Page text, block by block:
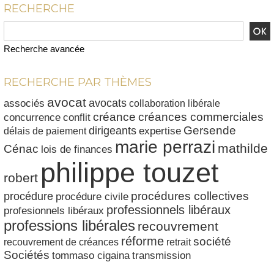
RECHERCHE
Recherche avancée
RECHERCHE PAR THÈMES
associés avocatavocats collaboration libérale
concurrence conflit créance créances commerciales
délais de paiement dirigeants expertise Gersende
Cénac lois de finances marie perrazi mathilde
robert philippe touzet
procédure procédure civile procédures collectives
profesionnels libéraux professionnels libéraux
professions libérales recouvrement
recouvrement de créances réforme retrait société
Sociétés tommaso cigaina transmission